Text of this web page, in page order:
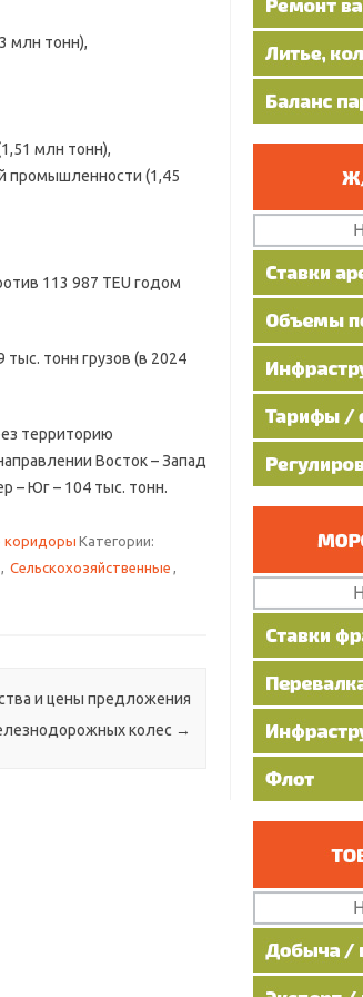
млн тонн),
млн тонн),
промышленности (1,45
113 987 TEU годом
тонн грузов (в 2024
территорию
Восток – Запад
– Юг – 104 тыс. тонн.
коридоры Категории:
, Сельскохозяйственные ,
и цены предложения
колес →